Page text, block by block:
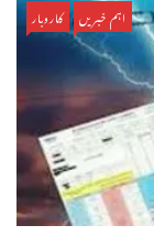
اہم خبریں کاروبار